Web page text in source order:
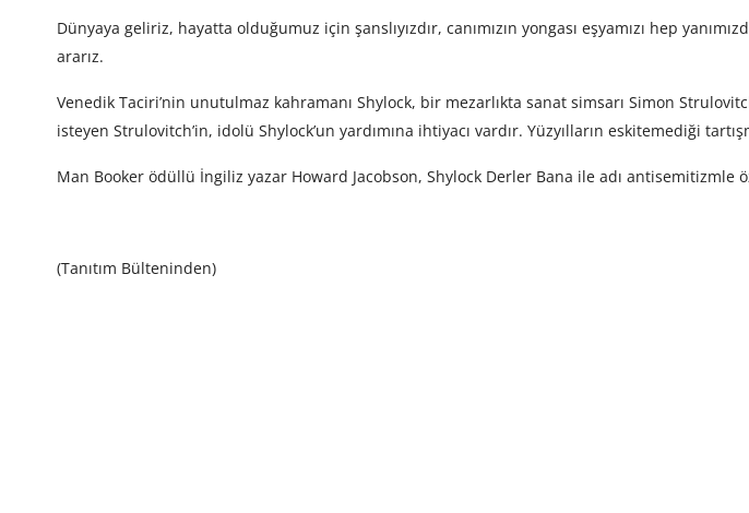
Dünyaya geliriz, hayatta olduğumuz için şanslıyızdır, canımızın yongası eşyamızı hep
ararız.
Venedik Taciri’nin unutulmaz kahramanı Shylock, bir mezarlıkta sanat simsarı Simon
isteyen Strulovitch’in, idolü Shylock’un yardımına ihtiyacı vardır. Yüzyılların eskitemediği
Man Booker ödüllü İngiliz yazar Howard Jacobson, Shylock Derler Bana ile adı antisemitizmle
(Tanıtım Bülteninden)